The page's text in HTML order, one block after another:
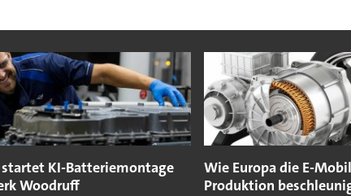
KI-Batteriemontage
Woodruff
Wie Europa die E-
Produktion